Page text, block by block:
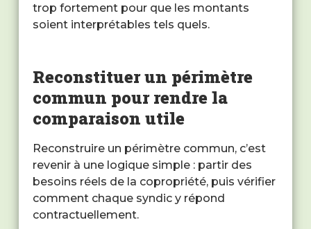
trop fortement pour que les montants
soient interprétables tels quels.
Reconstituer un périmètre
commun pour rendre la
comparaison utile
Reconstruire un périmètre commun, c’est
revenir à une logique simple : partir des
besoins réels de la copropriété, puis vérifier
comment chaque syndic y répond
contractuellement.